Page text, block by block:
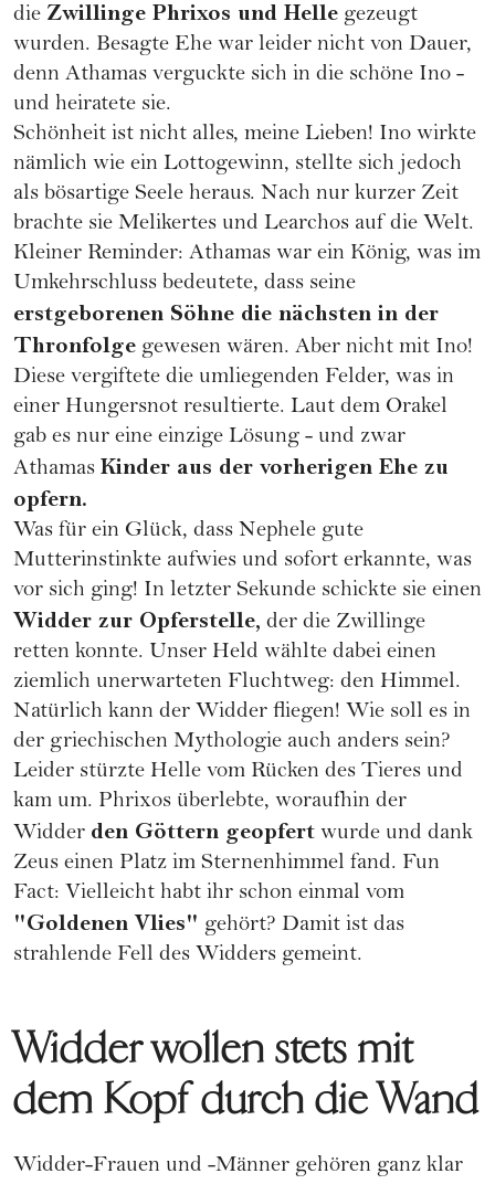
die Zwillinge Phrixos und Helle gezeugt
wurden. Besagte Ehe war leider nicht von Dauer,
denn Athamas verguckte sich in die schöne Ino -
und heiratete sie.
Schönheit ist nicht alles, meine Lieben! Ino wirkte
nämlich wie ein Lottogewinn, stellte sich jedoch
als bösartige Seele heraus. Nach nur kurzer Zeit
brachte sie Melikertes und Learchos auf die Welt.
Kleiner Reminder: Athamas war ein König, was im
Umkehrschluss bedeutete, dass seine
erstgeborenen Söhne die nächsten in der
Thronfolge gewesen wären. Aber nicht mit Ino!
Diese vergiftete die umliegenden Felder, was in
einer Hungersnot resultierte. Laut dem Orakel
gab es nur eine einzige Lösung - und zwar
Athamas Kinder aus der vorherigen Ehe zu
opfern.
Was für ein Glück, dass Nephele gute
Mutterinstinkte aufwies und sofort erkannte, was
vor sich ging! In letzter Sekunde schickte sie einen
Widder zur Opferstelle, der die Zwillinge
retten konnte. Unser Held wählte dabei einen
ziemlich unerwarteten Fluchtweg: den Himmel.
Natürlich kann der Widder fliegen! Wie soll es in
der griechischen Mythologie auch anders sein?
Leider stürzte Helle vom Rücken des Tieres und
kam um. Phrixos überlebte, woraufhin der
Widder den Göttern geopfert wurde und dank
Zeus einen Platz im Sternenhimmel fand. Fun
Fact: Vielleicht habt ihr schon einmal vom
"Goldenen Vlies" gehört? Damit ist das
strahlende Fell des Widders gemeint.
Widder wollen stets mit
dem Kopf durch die Wand
Widder-Frauen und -Männer gehören ganz klar